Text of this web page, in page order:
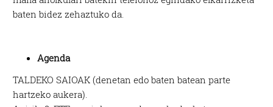
baten bidez zehaztuko da.
Agenda
TALDEKO SAIOAK (denetan edo baten batean parte
hartzeko aukera).